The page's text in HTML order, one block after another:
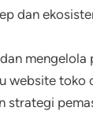
dan
website toko
strategi